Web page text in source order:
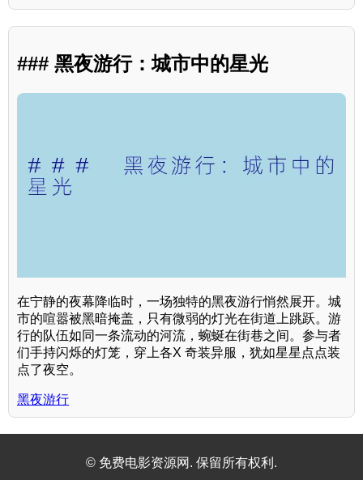
### 黑夜游行：城市中的星光
在宁静的夜幕降临时，一场独特的黑夜游行悄然展开。城
市的喧嚣被黑暗掩盖，只有微弱的灯光在街道上跳跃。游
行的队伍如同一条流动的河流，蜿蜒在街巷之间。参与者
们手持闪烁的灯笼，穿上各X 奇装异服，犹如星星点点装
点了夜空。
黑夜游行
© 免费电影资源网. 保留所有权利.